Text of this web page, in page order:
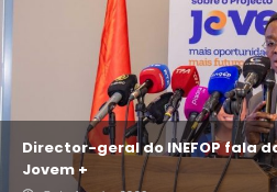
Director-geral do INEFOP fala
Jovem +